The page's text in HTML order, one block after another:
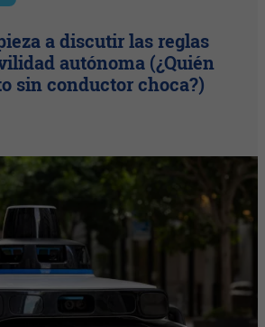
a discutir las reglas
autónoma (¿Quién
sin conductor choca?)